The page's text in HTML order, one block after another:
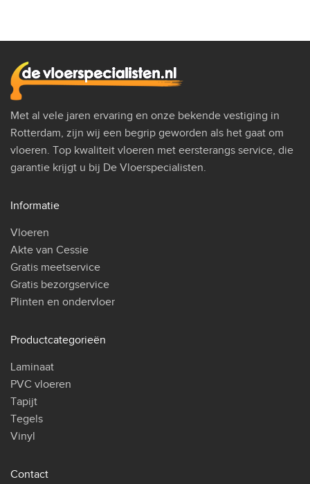
Met al vele jaren ervaring en onze bekende vestiging in
Rotterdam, zijn wij een begrip geworden als het gaat om
vloeren. Top kwaliteit vloeren met eersterangs service, die
garantie krijgt u bij De Vloerspecialisten.
Informatie
Vloeren
Akte van Cessie
Gratis meetservice
Gratis bezorgservice
Plinten en ondervloer
Productcategorieën
Laminaat
PVC vloeren
Tapijt
Tegels
Vinyl
Contact